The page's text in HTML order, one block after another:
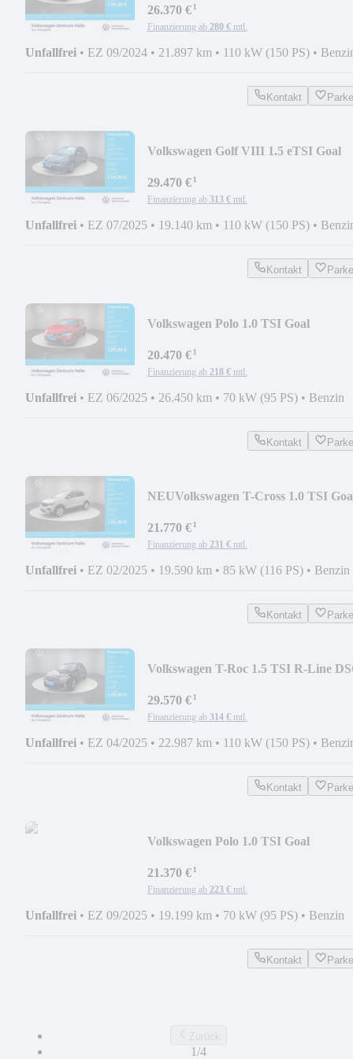
26.370 €¹
Finanzierung ab 280 € mtl.
Unfallfrei • EZ 09/2024 • 21.897 km • 110 kW (150 PS) •
Kontakt
Volkswagen Golf VIII 1.5 eTSI Goal
29.470 €¹
Finanzierung ab 313 € mtl.
Unfallfrei • EZ 07/2025 • 19.140 km • 110 kW (150 PS) •
Kontakt
Volkswagen Polo 1.0 TSI Goal
20.470 €¹
Finanzierung ab 218 € mtl.
Unfallfrei • EZ 06/2025 • 26.450 km • 70 kW (95 PS) • Benzin
Kontakt
NEUVolkswagen T-Cross 1.0 TSI
21.770 €¹
Finanzierung ab 231 € mtl.
Unfallfrei • EZ 02/2025 • 19.590 km • 85 kW (116 PS) • Benzin
Kontakt
Volkswagen T-Roc 1.5 TSI R-Line
29.570 €¹
Finanzierung ab 314 € mtl.
Unfallfrei • EZ 04/2025 • 22.987 km • 110 kW (150 PS) •
Kontakt
Volkswagen Polo 1.0 TSI Goal
21.370 €¹
Finanzierung ab 223 € mtl.
Unfallfrei • EZ 09/2025 • 19.199 km • 70 kW (95 PS) • Benzin
Kontakt
1/4